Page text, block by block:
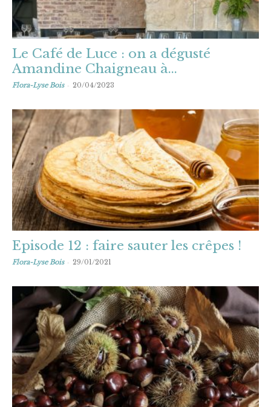
Le Café de Luce : on a dégusté
Amandine Chaigneau à...
Flora-Lyse Bois - 20/04/2023
Episode 12 : faire sauter les crêpes !
Flora-Lyse Bois - 29/01/2021